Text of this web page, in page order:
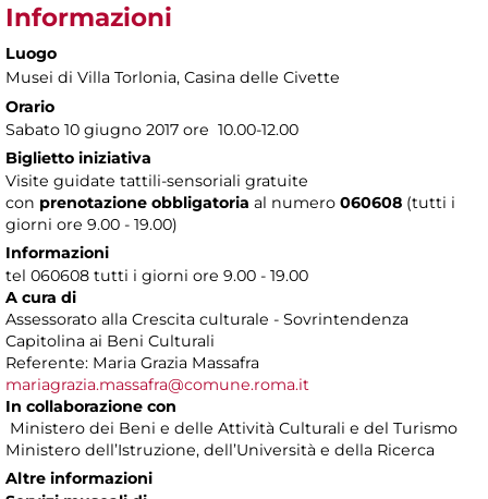
Informazioni
Luogo
Musei di Villa Torlonia, Casina delle Civette
Orario
Sabato 10 giugno 2017 ore 10.00-12.00
Biglietto iniziativa
Visite guidate tattili-sensoriali gratuite
con prenotazione obbligatoria al numero 060608 (tutti i
giorni ore 9.00 - 19.00)
Informazioni
tel 060608 tutti i giorni ore 9.00 - 19.00
A cura di
Assessorato alla Crescita culturale - Sovrintendenza
Capitolina ai Beni Culturali
Referente: Maria Grazia Massafra
mariagrazia.massafra@comune.roma.it
In collaborazione con
Ministero dei Beni e delle Attività Culturali e del Turismo
Ministero dell’Istruzione, dell’Università e della Ricerca
Altre informazioni